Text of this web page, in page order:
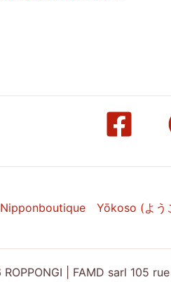
Nipponboutique Yōkoso (よう
| FAMD sarl 105